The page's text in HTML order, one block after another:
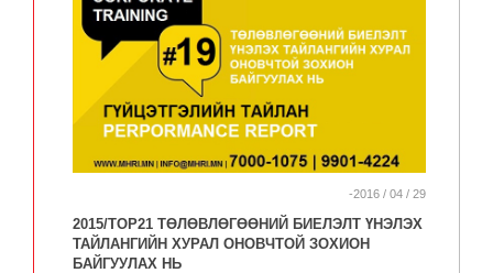
-2016 / 04 / 29
2015/TOP21 ТӨЛӨВЛӨГӨӨНИЙ БИЕЛЭЛТ ҮНЭЛЭХ
ТАЙЛАНГИЙН ХУРАЛ ОНОВЧТОЙ ЗОХИОН
БАЙГУУЛАХ НЬ